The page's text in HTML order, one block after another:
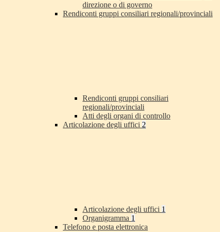
direzione o di governo
Rendiconti gruppi consiliari regionali/provinciali
Rendiconti gruppi consiliari
regionali/provinciali
Atti degli organi di controllo
Articolazione degli uffici 2
Articolazione degli uffici 1
Organigramma 1
Telefono e posta elettronica